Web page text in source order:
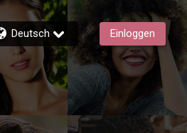
Deutsch Einloggen